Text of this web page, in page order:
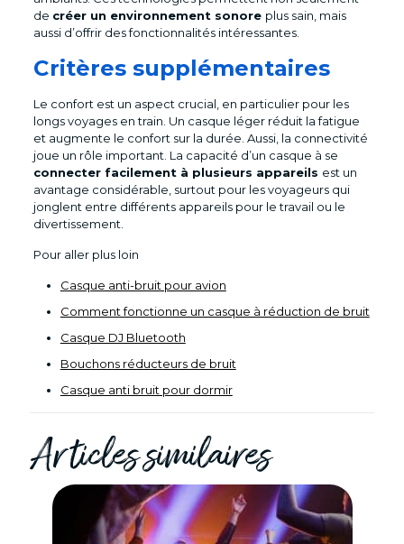
de créer un environnement sonore plus sain, mais
aussi d’offrir des fonctionnalités intéressantes.
Critères supplémentaires
Le confort est un aspect crucial, en particulier pour les
longs voyages en train. Un casque léger réduit la fatigue
et augmente le confort sur la durée. Aussi, la connectivité
joue un rôle important. La capacité d’un casque à se
connecter facilement à plusieurs appareils est un
avantage considérable, surtout pour les voyageurs qui
jonglent entre différents appareils pour le travail ou le
divertissement.
Pour aller plus loin
Casque anti-bruit pour avion
Comment fonctionne un casque à réduction de bruit
Casque DJ Bluetooth
Bouchons réducteurs de bruit
Casque anti bruit pour dormir
Articles similaires